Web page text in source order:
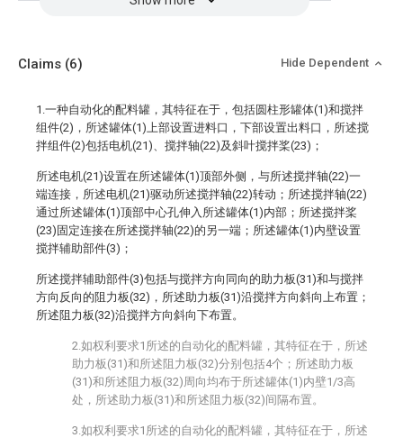
Claims (6) Hide Dependent
1.一种自动化的配料罐，其特征在于，包括圆柱形罐体(1)和搅拌
组件(2)，所述罐体(1)上部设置进料口，下部设置出料口，所述搅
拌组件(2)包括电机(21)、搅拌轴(22)及斜叶搅拌桨(23)；
所述电机(21)设置在所述罐体(1)顶部外侧，与所述搅拌轴(22)一
端连接，所述电机(21)驱动所述搅拌轴(22)转动；所述搅拌轴(22)
通过所述罐体(1)顶部中心孔伸入所述罐体(1)内部；所述搅拌桨
(23)固定连接在所述搅拌轴(22)的另一端；所述罐体(1)内壁设置
搅拌辅助部件(3)；
所述搅拌辅助部件(3)包括与搅拌方向同向的助力板(31)和与搅拌
方向反向的阻力板(32)，所述助力板(31)沿搅拌方向斜向上布置；
所述阻力板(32)沿搅拌方向斜向下布置。
2.如权利要求1所述的自动化的配料罐，其特征在于，所述
助力板(31)和所述阻力板(32)分别包括4个；所述助力板
(31)和所述阻力板(32)周向均布于所述罐体(1)内壁1/3高
处，所述助力板(31)和所述阻力板(32)间隔布置。
3.如权利要求1所述的自动化的配料罐，其特征在于，所述